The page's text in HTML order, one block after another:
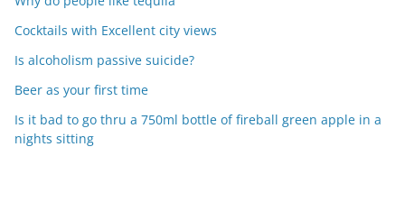
Cocktails with Excellent city views
Is alcoholism passive suicide?
Beer as your first time
Is it bad to go thru a 750ml bottle of fireball green apple in a
nights sitting